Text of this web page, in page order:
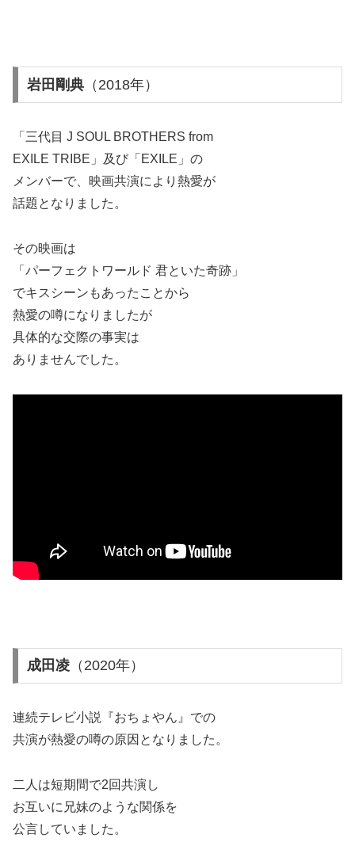
岩田剛典（2018年）
「三代目 J SOUL BROTHERS from
EXILE TRIBE」及び「EXILE」の
メンバーで、映画共演により熱愛が
話題となりました。
その映画は
「パーフェクトワールド 君といた奇跡」
でキスシーンもあったことから
熱愛の噂になりましたが
具体的な交際の事実は
ありませんでした。
成田凌（2020年）
連続テレビ小説『おちょやん』での
共演が熱愛の噂の原因となりました。
二人は短期間で2回共演し
お互いに兄妹のような関係を
公言していました。